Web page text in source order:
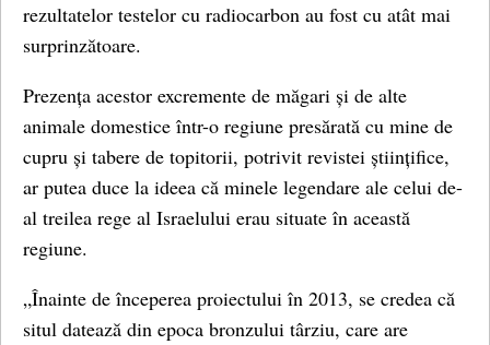
rezultatelor testelor cu radiocarbon au fost cu atât mai
surprinzătoare.
Prezența acestor excremente de măgari și de alte
animale domestice într-o regiune presărată cu mine de
cupru și tabere de topitorii, potrivit revistei științifice,
ar putea duce la ideea că minele legendare ale celui de-
al treilea rege al Israelului erau situate în această
regiune.
„Înainte de începerea proiectului în 2013, se credea că
situl datează din epoca bronzului târziu, care are